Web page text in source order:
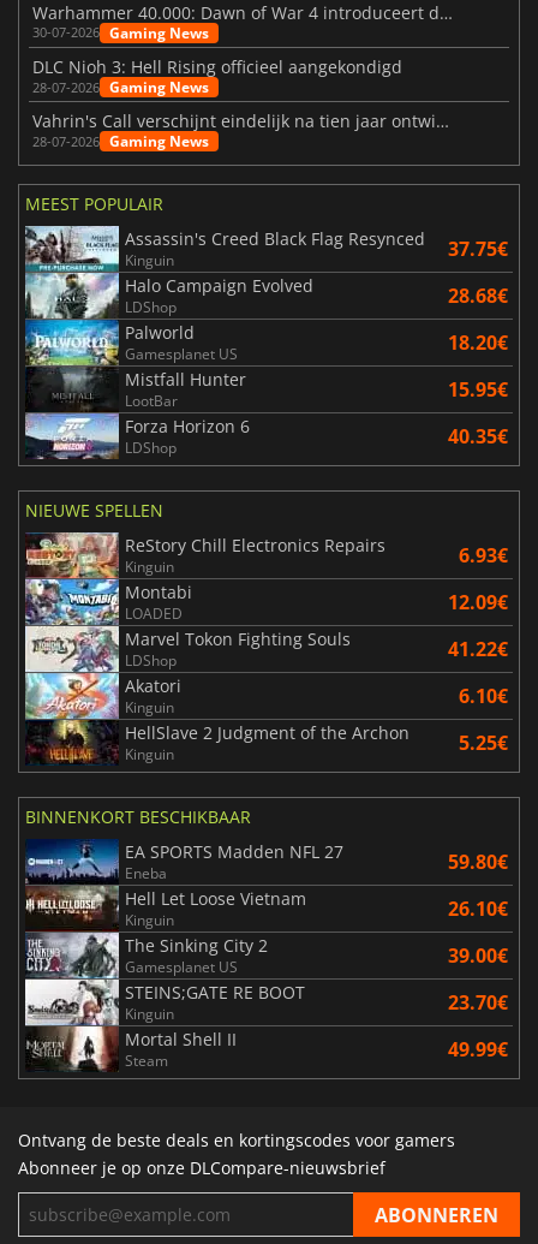
Warhammer 40.000: Dawn of War 4 introduceert de Necron-factie
30-07-2026 Gaming News
DLC Nioh 3: Hell Rising officieel aangekondigd
28-07-2026 Gaming News
Vahrin's Call verschijnt eindelijk na tien jaar ontwikkeling
28-07-2026 Gaming News
MEEST POPULAIR
Assassin's Creed Black Flag Resynced
Kinguin 37.75€
Halo Campaign Evolved
LDShop 28.68€
Palworld
Gamesplanet US 18.20€
Mistfall Hunter
LootBar 15.95€
Forza Horizon 6
LDShop 40.35€
NIEUWE SPELLEN
ReStory Chill Electronics Repairs
Kinguin 6.93€
Montabi
LOADED 12.09€
Marvel Tokon Fighting Souls
LDShop 41.22€
Akatori
Kinguin 6.10€
HellSlave 2 Judgment of the Archon
Kinguin 5.25€
BINNENKORT BESCHIKBAAR
EA SPORTS Madden NFL 27
Eneba 59.80€
Hell Let Loose Vietnam
Kinguin 26.10€
The Sinking City 2
Gamesplanet US 39.00€
STEINS;GATE RE BOOT
Kinguin 23.70€
Mortal Shell II
Steam 49.99€
Ontvang de beste deals en kortingscodes voor gamers
Abonneer je op onze DLCompare-nieuwsbrief